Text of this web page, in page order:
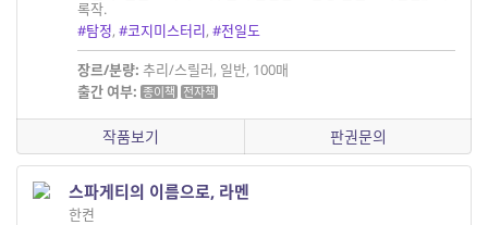
록작.
#탐정,#코지미스터리,#전일도
장르/분량: 추리/스릴러, 일반, 100매
출간 여부: 종이책 전자책
작품보기 판권문의
스파게티의 이름으로, 라멘
한켠